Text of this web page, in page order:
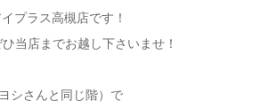
プラス高槻店です！
当店までお越し下さいませ！
シさんと同じ階）で